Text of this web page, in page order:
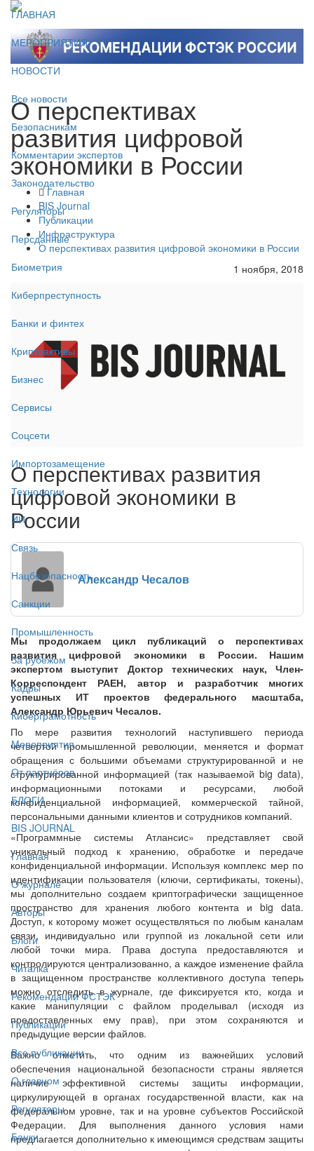
ГЛАВНАЯ
МЕРОПРИЯТИЯ
НОВОСТИ
Все новости
Безопасникам
Комментарии экспертов
Законодательство
Регуляторы
Персданные
Биометрия
Киберпреступность
Банки и финтех
Криптоактивы
Бизнес
Сервисы
Соцсети
Импортозамещение
Технологии
ИИ
Связь
Нацбезопасность
Санкции
Промышленность
За рубежом
Кадры
Киберграмотность
Мероприятия
От партнёров
БЛОГИ
BIS JOURNAL
Главная
О журнале
Авторы
Блоги
Читалка
Рекомендации ФСТЭК
Публикации
Все публикации
О главном
Регуляторы
Банки
О перспективах
развития цифровой
экономики в России
Главная
BIS Journal
Публикации
Инфраструктура
О перспективах развития цифровой экономики в России
1 ноября, 2018
О перспективах развития
цифровой экономики в
России
Александр Чесалов
Мы продолжаем цикл публикаций о перспективах
развития цифровой экономики в России. Нашим
экспертом выступит Доктор технических наук, Член-
Корреспондент РАЕН, автор и разработчик многих
успешных ИТ проектов федерального масштаба,
Александр Юрьевич Чесалов.
По мере развития технологий наступившего периода
четвертой промышленной революции, меняется и формат
обращения с большими объемами структурированной и не
структурированной информацией (так называемой big data),
информационными потоками и ресурсами, любой
конфиденциальной информацией, коммерческой тайной,
персональными данными клиентов и сотрудников компаний.
«Программные системы Атлансис» представляет свой
уникальный подход к хранению, обработке и передаче
конфиденциальной информации. Используя комплекс мер по
идентификации пользователя (ключи, сертификаты, токены),
мы дополнительно создаем криптографически защищенное
пространство для хранения любого контента и big data.
Доступ, к которому может осуществляться по любым каналам
связи, индивидуально или группой из локальной сети или
любой точки мира. Права доступа предоставляются и
контролируются централизованно, а каждое изменение файла
в защищенном пространстве коллективного доступа теперь
можно отследить в журнале, где фиксируется кто, когда и
какие манипуляции с файлом проделывал (исходя из
предоставленных ему прав), при этом сохраняются и
предыдущие версии файлов.
Важно отметить, что одним из важнейших условий
обеспечения национальной безопасности страны является
наличие эффективной системы защиты информации,
циркулирующей в органах государственной власти, как на
федеральном уровне, так и на уровне субъектов Российской
Федерации. Для выполнения данного условия нами
предлагается дополнительно к имеющимся средствам защиты